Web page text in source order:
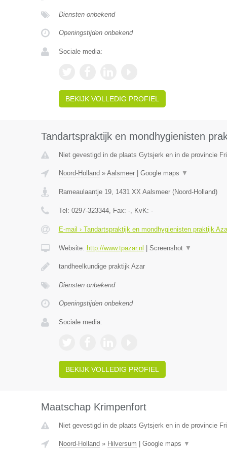
Diensten onbekend
Openingstijden onbekend
Sociale media:
BEKIJK VOLLEDIG PROFIEL
Tandartspraktijk en mondhygienisten
Niet gevestigd in de plaats Gytsjerk en in de provincie
Noord-Holland » Aalsmeer| Google maps ▼
Rameaulaantje 19, 1431 XX Aalsmeer(Noord-Holland)
Tel: 0297-323344, Fax: -, KvK: -
E-mail › Tandartspraktijk en mondhygienisten praktijk
Website: http://www.tpazar.nl Screenshot ▼
tandheelkundige praktijk Azar
Diensten onbekend
Openingstijden onbekend
Sociale media:
BEKIJK VOLLEDIG PROFIEL
Maatschap Krimpenfort
Niet gevestigd in de plaats Gytsjerk en in de provincie
Noord-Holland » Hilversum Google maps ▼